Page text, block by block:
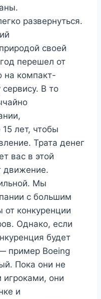
развернуться.
своей
перешел от
на компакт-
В то
лет, чтобы
Трата денег
вас в этой
движение.
Мы
с большим
конкуренции
Однако, если
будет
пример Boeing
Пока они не
они
и